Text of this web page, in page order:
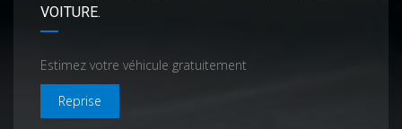
VOITURE.
Estimez votre véhicule gratuitement
Reprise